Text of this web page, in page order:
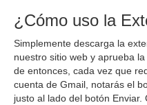
¿Cómo uso la
Simplemente descarga la
nuestro sitio web y aprueba
de entonces, cada vez que
cuenta de Gmail, notarás el
justo al lado del botón